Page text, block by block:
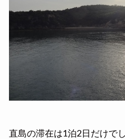
直島の滞在は1泊2日だけで